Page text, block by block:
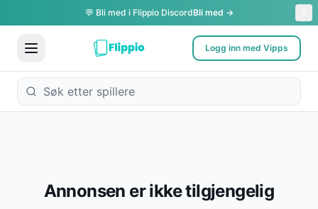
💬 Bli med i Flippio DiscordBli med →
Logg inn med Vipps
Annonsen er ikke tilgjengelig